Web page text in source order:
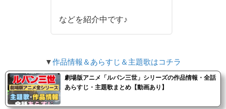
などを紹介中です♪
▼作品情報＆あらすじ＆主題歌はコチラ
劇場版アニメ「ルパン三世」シリーズの作品情報・全話
あらすじ・主題歌まとめ【動画あり】